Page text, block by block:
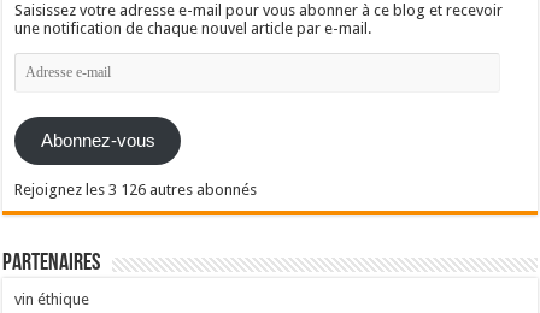
Saisissez votre adresse e-mail pour vous abonner à ce blog et recevoir
une notification de chaque nouvel article par e-mail.
Adresse
e-
Abonnez-vous
Rejoignez les 3 126 autres abonnés
Partenaires
vin éthique